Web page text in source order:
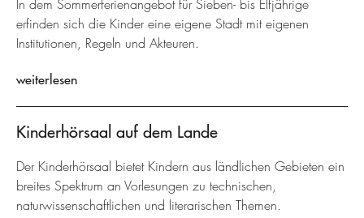
In dem Sommerferienangebot für Sieben- bis Elfjährige
erfinden sich die Kinder eine eigene Stadt mit eigenen
Institutionen, Regeln und Akteuren.
weiterlesen
Kinderhörsaal auf dem Lande
Der Kinderhörsaal bietet Kindern aus ländlichen Gebieten ein
breites Spektrum an Vorlesungen zu technischen,
naturwissenschaftlichen und literarischen Themen.